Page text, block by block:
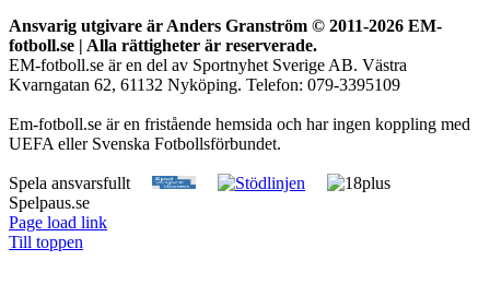
Ansvarig utgivare är Anders Granström © 2011-2026 EM-
fotboll.se | Alla rättigheter är reserverade.
EM-fotboll.se är en del av Sportnyhet Sverige AB. Västra
Kvarngatan 62, 61132 Nyköping. Telefon: 079-3395109
Em-fotboll.se är en fristående hemsida och har ingen koppling med
UEFA eller Svenska Fotbollsförbundet.
Spela ansvarsfullt
Spelpaus.se
Page load link
Till toppen